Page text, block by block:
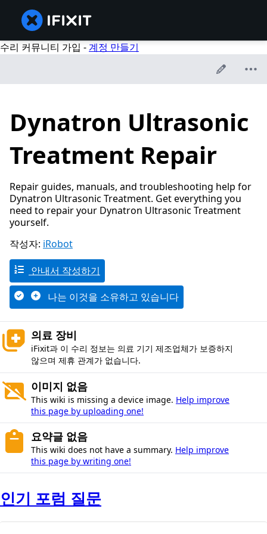
수리 커뮤니티 가입 -계정 만들기
Dynatron Ultrasonic
Treatment Repair
Repair guides, manuals, and troubleshooting help for
Dynatron Ultrasonic Treatment. Get everything you
need to repair your Dynatron Ultrasonic Treatment
yourself.
작성자: iRobot
안내서 작성하기
나는 이것을 소유하고 있습니다
의료 장비
iFixit과 이 수리 정보는 의료 기기 제조업체가 보증하지
않으며 제휴 관계가 없습니다.
이미지 없음
This wiki is missing a device image. Help improve
this page by uploading one!
요약글 없음
This wiki does not have a summary. Help improve
this page by writing one!
인기 포럼 질문